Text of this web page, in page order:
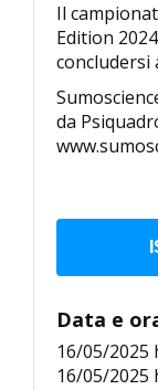
Il
Edition
concludersi
da
Data e
16/05/2025
16/05/2025